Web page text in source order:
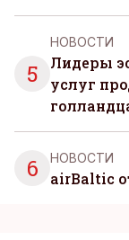
5
НОВОСТИ
Лидеры
услуг
6 НОВОСТИ
airBaltic